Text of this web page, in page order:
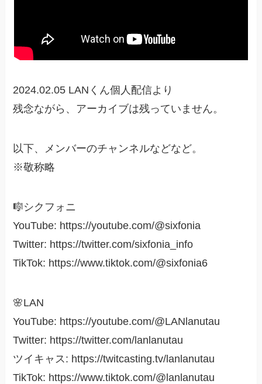
2024.02.05 LANくん個人配信より
残念ながら、アーカイブは残っていません。
以下、メンバーのチャンネルなどなど。
※敬称略
🎼シクフォニ
YouTube: https://youtube.com/@sixfonia
Twitter: https://twitter.com/sixfonia_info
TikTok: https://www.tiktok.com/@sixfonia6
🌸LAN
YouTube: https://youtube.com/@LANlanutau
Twitter: https://twitter.com/lanlanutau
ツイキャス: https://twitcasting.tv/lanlanutau
TikTok: https://www.tiktok.com/@lanlanutau